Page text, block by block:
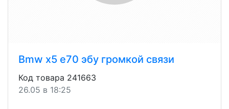
Bmw x5 e70 эбу громкой связи
Код товара 241663
26.05 в 18:25